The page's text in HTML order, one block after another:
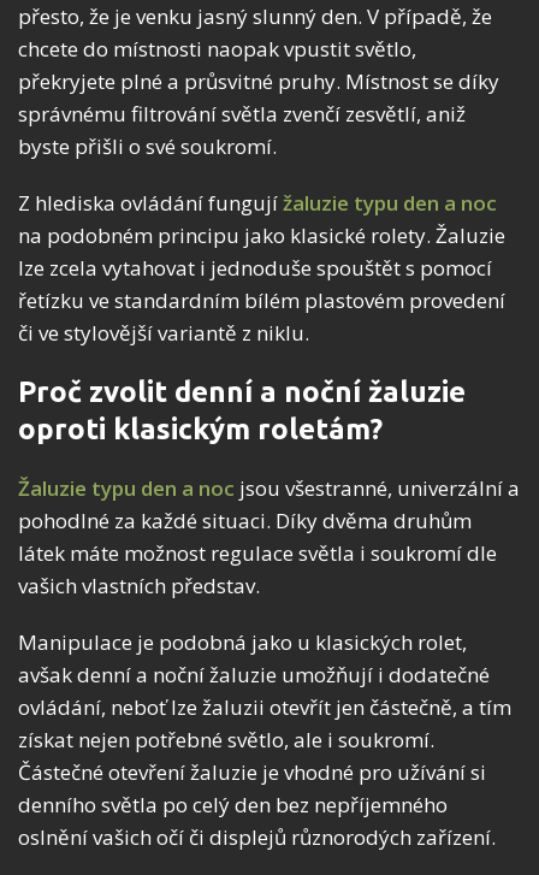
přesto, že je venku jasný slunný den. V případě, že
chcete do místnosti naopak vpustit světlo,
překryjete plné a průsvitné pruhy. Místnost se díky
správnému filtrování světla zvenčí zesvětlí, aniž
byste přišli o své soukromí.
Z hlediska ovládání fungujížaluzie typu den a noc
na podobném principu jako klasické rolety. Žaluzie
lze zcela vytahovat i jednoduše spouštět s pomocí
řetízku ve standardním bílém plastovém provedení
či ve stylovější variantě z niklu.
Proč zvolit denní a noční žaluzie
oproti klasickým roletám?
Žaluzie typu den a noc jsou všestranné, univerzální a
pohodlné za každé situaci. Díky dvěma druhům
látek máte možnost regulace světla i soukromí dle
vašich vlastních představ.
Manipulace je podobná jako u klasických rolet,
avšak denní a noční žaluzie umožňují i dodatečné
ovládání, neboť lze žaluzii otevřít jen částečně, a tím
získat nejen potřebné světlo, ale i soukromí.
Částečné otevření žaluzie je vhodné pro užívání si
denního světla po celý den bez nepříjemného
oslnění vašich očí či displejů různorodých zařízení.